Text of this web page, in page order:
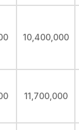
10,400,000
11,700,000